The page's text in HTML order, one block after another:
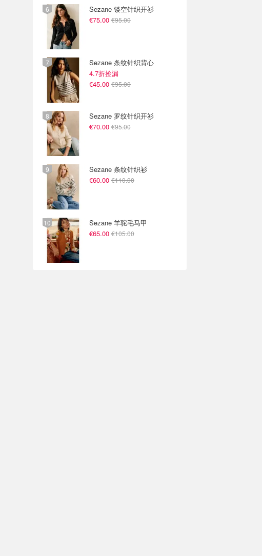
Sezane 镂空针织开衫
€75.00 €95.00
Sezane 条纹针织背心
4.7折捡漏
€45.00 €95.00
Sezane 罗纹针织开衫
€70.00 €95.00
Sezane 条纹针织衫
€60.00 €110.00
Sezane 羊驼毛马甲
€65.00 €105.00